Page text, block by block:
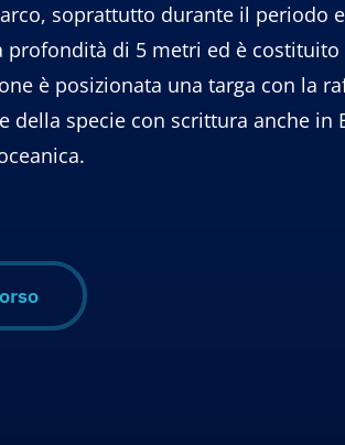
soprattutto durante il periodo
di 5 metri ed è
è posizionata una targa con la
della specie con scrittura anche in